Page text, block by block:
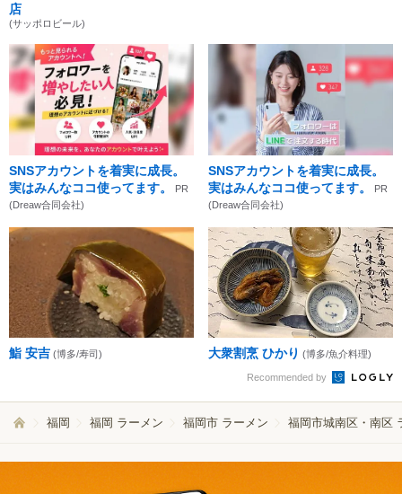
店
(サッポロビール)
SNSアカウントを着実に成長。
実はみんなココ使ってます。
PR
(Dreaw合同会社)
SNSアカウントを着実に成長。
実はみんなココ使ってます。
PR
(Dreaw合同会社)
鮨 安吉 (博多/寿司) 大衆割烹 ひかり (博多/魚介料理)
Recommended by
福岡 福岡 ラーメン 福岡市 ラーメン 福岡市城南区・南区